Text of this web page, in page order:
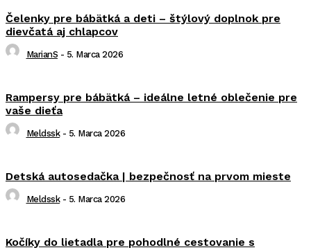
Čelenky pre bábätká a deti – štýlový doplnok pre
dievčatá aj chlapcov
MarianS - 5. Marca 2026
Rampersy pre bábätká – ideálne letné oblečenie pre
vaše dieťa
Meldssk - 5. Marca 2026
Detská autosedačka | bezpečnosť na prvom mieste
Meldssk - 5. Marca 2026
Kočíky do lietadla pre pohodlné cestovanie s